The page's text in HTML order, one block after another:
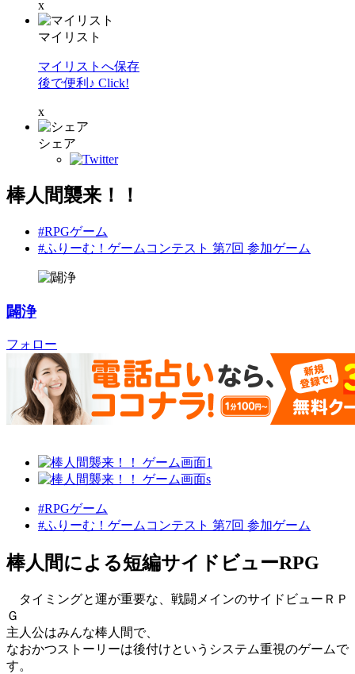
x
マイリスト
マイリストへ保存
後で便利♪ Click!
x
シェア
棒人間襲来！！
#RPGゲーム
#ふりーむ！ゲームコンテスト 第7回 参加ゲーム
闢浄
フォロー
#RPGゲーム
#ふりーむ！ゲームコンテスト 第7回 参加ゲーム
棒人間による短編サイドビューRPG
タイミングと運が重要な、戦闘メインのサイドビューＲＰ
Ｇ
主人公はみんな棒人間で、
なおかつストーリーは後付けというシステム重視のゲームで
す。